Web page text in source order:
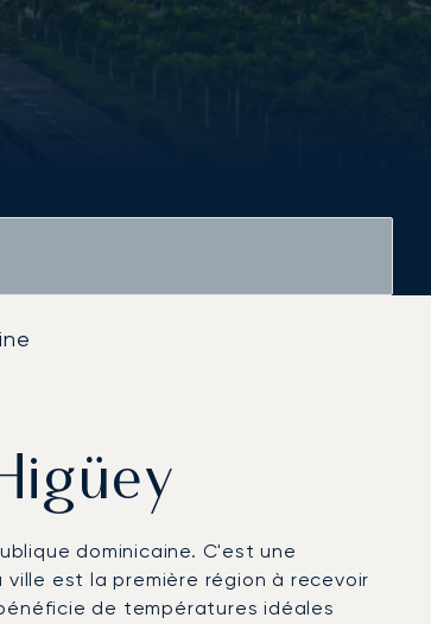
dominicaine. C'est une
est la première région à recevoir
de températures idéales